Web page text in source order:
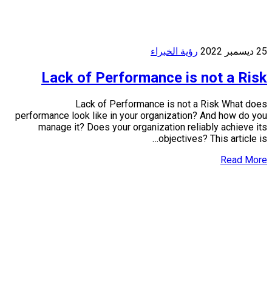
25 ديسمبر 2022 رؤية الخبراء
Lack of Performance is not a Risk
Lack of Performance is not a Risk What does
performance look like in your organization? And how do you
manage it? Does your organization reliably achieve its
objectives? This article is…
Read More